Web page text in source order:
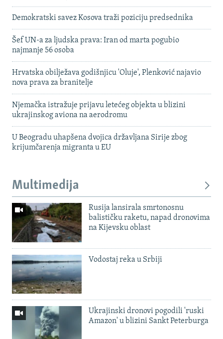
Demokratski savez Kosova traži poziciju predsednika
Šef UN-a za ljudska prava: Iran od marta pogubio
najmanje 56 osoba
Hrvatska obilježava godišnjicu 'Oluje', Plenković najavio
nova prava za branitelje
Njemačka istražuje prijavu letećeg objekta u blizini
ukrajinskog aviona na aerodromu
U Beogradu uhapšena dvojica državljana Sirije zbog
krijumčarenja migranta u EU
Multimedija
Rusija lansirala smrtonosnu
balističku raketu, napad dronovima
na Kijevsku oblast
Vodostaj reka u Srbiji
Ukrajinski dronovi pogodili 'ruski
Amazon' u blizini Sankt Peterburga